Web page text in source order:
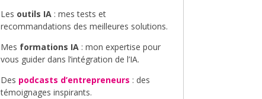
Les outils IA : mes tests et
recommandations des meilleures solutions.
Mes formations IA : mon expertise pour
vous guider dans l’intégration de l’IA.
Des podcasts d’entrepreneurs : des
témoignages inspirants.